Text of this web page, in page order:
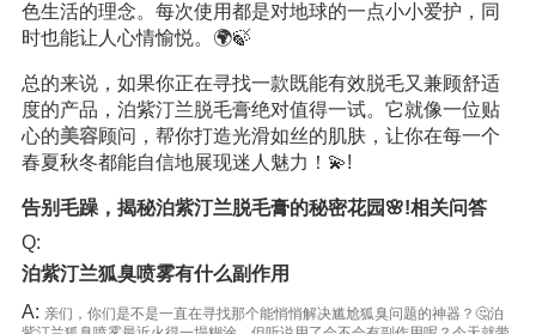
色生活的理念。每次使用都是对地球的一点小小爱护，同
时也能让人心情愉悦。🌍🍃
总的来说，如果你正在寻找一款既能有效脱毛又兼顾舒适
度的产品，泊紫汀兰脱毛膏绝对值得一试。它就像一位贴
心的美容顾问，帮你打造光滑如丝的肌肤，让你在每一个
春夏秋冬都能自信地展现迷人魅力！💫!
告别毛躁，揭秘泊紫汀兰脱毛膏的秘密花园🌸!相关问答
Q:
泊紫汀兰狐臭喷雾有什么副作用
A: 亲们，你们是不是一直在寻找那个能悄悄解决尴尬狐臭问题的神器？🤔泊